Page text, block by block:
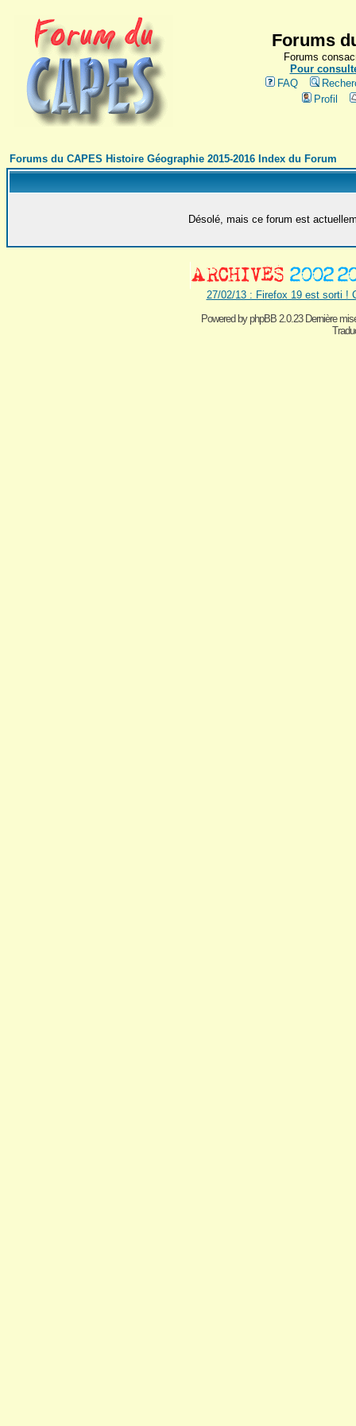
Forums
Forums
Pour
FAQ
Profil
Forums du CAPES Histoire Géographie 2015-2016 Index du Forum
Désolé, mais ce forum est
27/02/13 : Firefox 19 est sorti !
Powered byphpBB 2.0.23 Dernière